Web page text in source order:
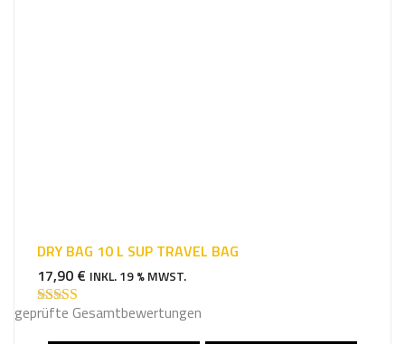
DRY BAG 10 L SUP TRAVEL BAG
17,90 € INKL. 19 % MWST.
Bewertet mit
geprüfte Gesamtbewertungen